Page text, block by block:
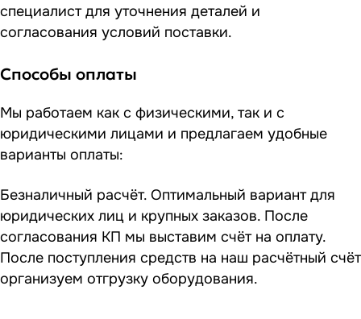
специалист для уточнения деталей и
согласования условий поставки.
Способы оплаты
Мы работаем как с физическими, так и с
юридическими лицами и предлагаем удобные
варианты оплаты:
Безналичный расчёт. Оптимальный вариант для
юридических лиц и крупных заказов. После
согласования КП мы выставим счёт на оплату.
После поступления средств на наш расчётный счёт
организуем отгрузку оборудования.